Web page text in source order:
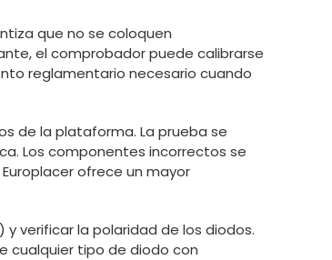
que no se coloquen
el comprobador puede calibrarse
reglamentario necesario cuando
de la plataforma. La prueba se
Los componentes incorrectos se
ofrece un mayor
verificar la polaridad de los diodos.
cualquier tipo de diodo con